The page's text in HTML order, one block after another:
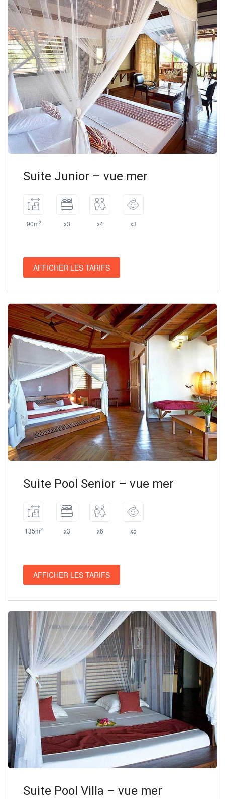
Suite Junior – vue mer
90m2 x3 x4 x3
AFFICHER LES TARIFS
Suite Pool Senior – vue mer
135m2 x3 x6 x5
AFFICHER LES TARIFS
Suite Pool Villa – vue mer